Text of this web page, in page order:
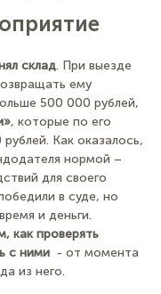
склад. При выезде
ему
500 000 рублей,
, которые по его
Как оказалось,
нормой –
для своего
в суде, но
и деньги.
как проверять
с ними - от момента
из него.